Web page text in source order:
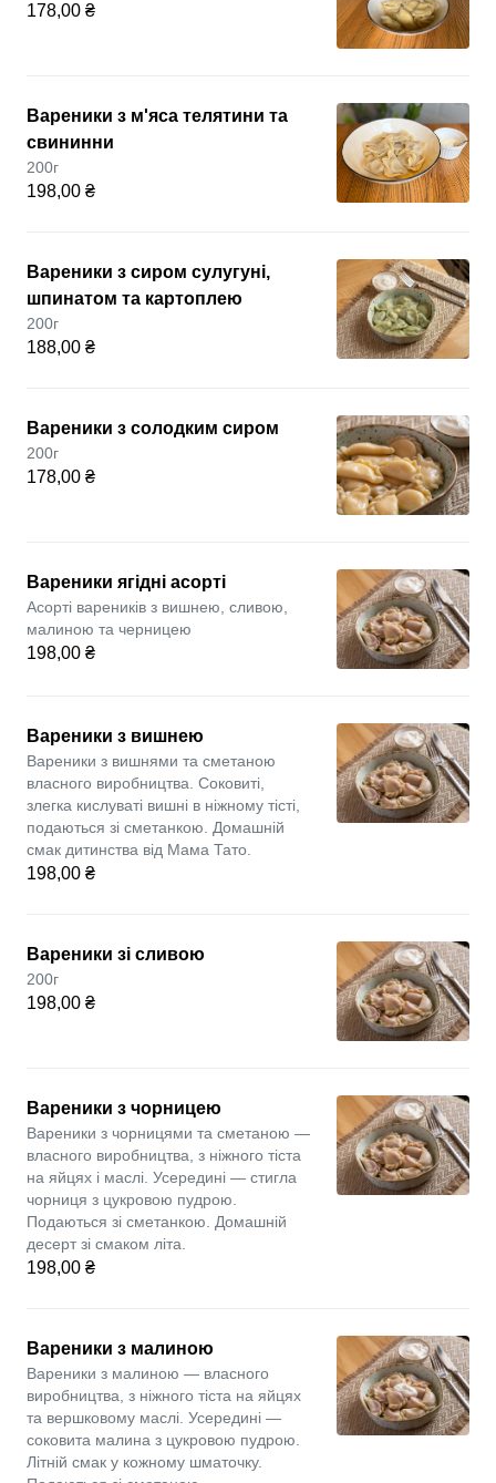
178,00 ₴
Вареники з м'яса телятини та
свининни
200г
198,00 ₴
Вареники з сиром сулугуні,
шпинатом та картоплею
200г
188,00 ₴
Вареники з солодким сиром
200г
178,00 ₴
Вареники ягідні асорті
Асорті вареників з вишнею, сливою,
малиною та черницею
198,00 ₴
Вареники з вишнею
Вареники з вишнями та сметаною
власного виробництва. Соковиті,
злегка кислуваті вишні в ніжному тісті,
подаються зі сметанкою. Домашній
смак дитинства від Мама Тато.
198,00 ₴
Вареники зі сливою
200г
198,00 ₴
Вареники з чорницею
Вареники з чорницями та сметаною —
власного виробництва, з ніжного тіста
на яйцях і маслі. Усередині — стигла
чорниця з цукровою пудрою.
Подаються зі сметанкою. Домашній
десерт зі смаком літа.
198,00 ₴
Вареники з малиною
Вареники з малиною — власного
виробництва, з ніжного тіста на яйцях
та вершковому маслі. Усередині —
соковита малина з цукровою пудрою.
Літній смак у кожному шматочку.